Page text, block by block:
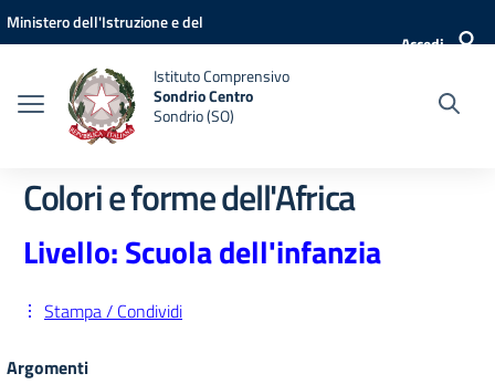
Vai ai contenuti
Vai al menu di navigazione
Vai al footer
Ministero dell'Istruzione e del
Accedi
Istituto Comprensivo
Sondrio Centro
Sondrio (SO)
Colori e forme dell'Africa
Livello: Scuola dell'infanzia
Stampa / Condividi
Argomenti